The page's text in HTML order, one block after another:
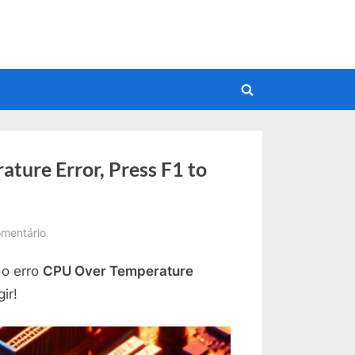
Toggle
Error, Press F1 to
em
Corrigir
Temperature
Error,
erro CPU Over Temperature